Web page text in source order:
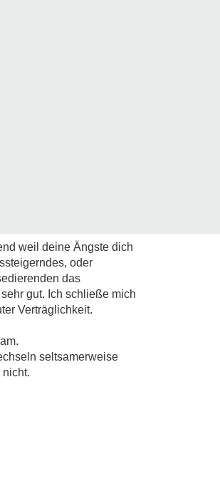
weil deine Ängste dich
oder
das
gut. Ich schließe mich
Verträglichkeit.
seltsamerweise